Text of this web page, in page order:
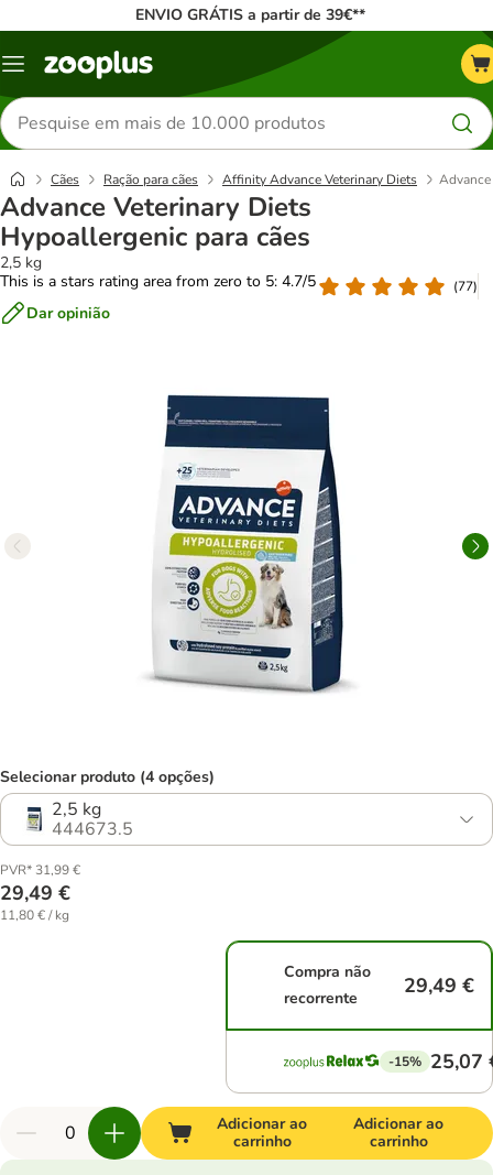
ENVIO GRÁTIS a partir de 39€**
Menu
Pesquisar
produtos
Cães Ração para cães Affinity Advance Veterinary Diets
Advance Veterinary Diets
Hypoallergenic para cães
2,5 kg
This is a stars rating area from zero to 5: 4.7/5
(77)
Dar opinião
Selecionar produto (4 opções)
2,5 kg
444673.5
PVR* 31,99 €
29,49 €
11,80 € / kg
Compra não
recorrente
29,49 €
-15% 25,07
Adicionar ao
carrinho
Adicionar ao
carrinho